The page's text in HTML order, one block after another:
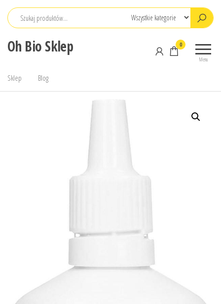
Przejdź
Oh Bio Sklep
Menu
0
Sklep Blog